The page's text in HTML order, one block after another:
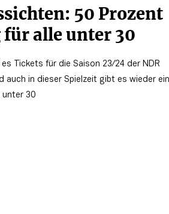
50 Prozent
alle unter 30
Tickets für die Saison 23/24 der NDR
auch in dieser Spielzeit gibt es wieder ein
unter 30